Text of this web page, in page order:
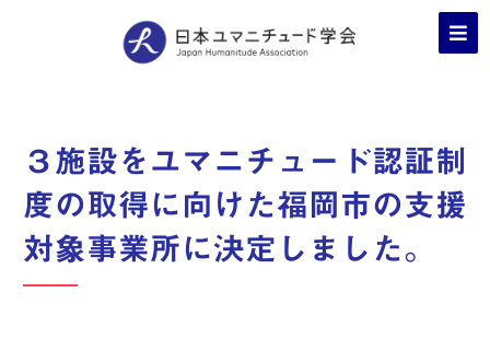
３施設をユマニチュード認証制
度の取得に向けた福岡市の支援
対象事業所に決定しました。